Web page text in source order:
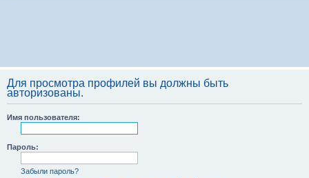
Для просмотра профилей вы должны быть
авторизованы.
Имя пользователя:
Пароль:
Забыли пароль?